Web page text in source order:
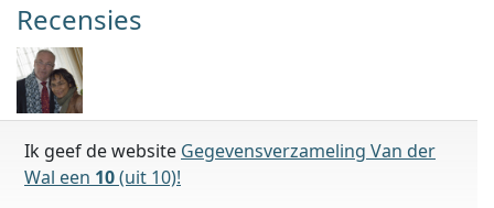
Recensies
Ik geef de website Gegevensverzameling Van der
Wal een 10(uit 10)!